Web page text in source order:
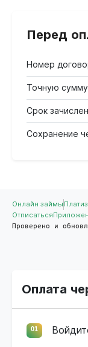
Перед
Номер
Точную
Срок
Сохранение
Онлайн займы
Отписаться
Проверено и
Оплата
01